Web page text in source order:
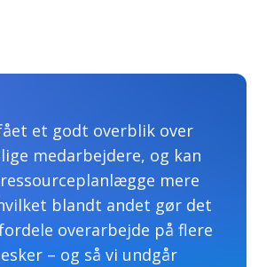
et godt overblik over
medarbejdere, og kan
mere
blandt andet gør det
overarbejde på flere
– og så vi undgår